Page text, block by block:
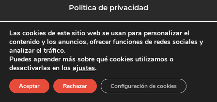
Política de privacidad
Política de protección de datos
F
a
c
X
-
L
i
n
I
n
s
Copyright © 2026 CulturalTV
Las cookies de este sitio web se usan para personalizar el
contenido y los anuncios, ofrecer funciones de redes sociales y
analizar el tráfico.
Puedes aprender más sobre qué cookies utilizamos o
desactivarlas en los ajustes.
Aceptar Rechazar Configuración de cookies